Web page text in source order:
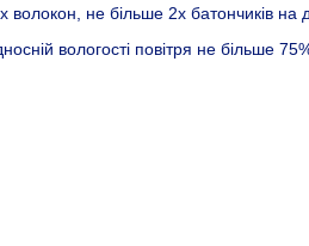
не більше 2х батончиків на
вологості повітря не більше